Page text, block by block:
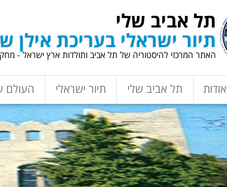
תל אביב שלי
תיור ישראלי בעריכת אילן
האתר המרכזי להיסטוריה של תל אביב ותולדות ארץ ישראל -
אודות תל אביב שלי תיור ישראלי העולם